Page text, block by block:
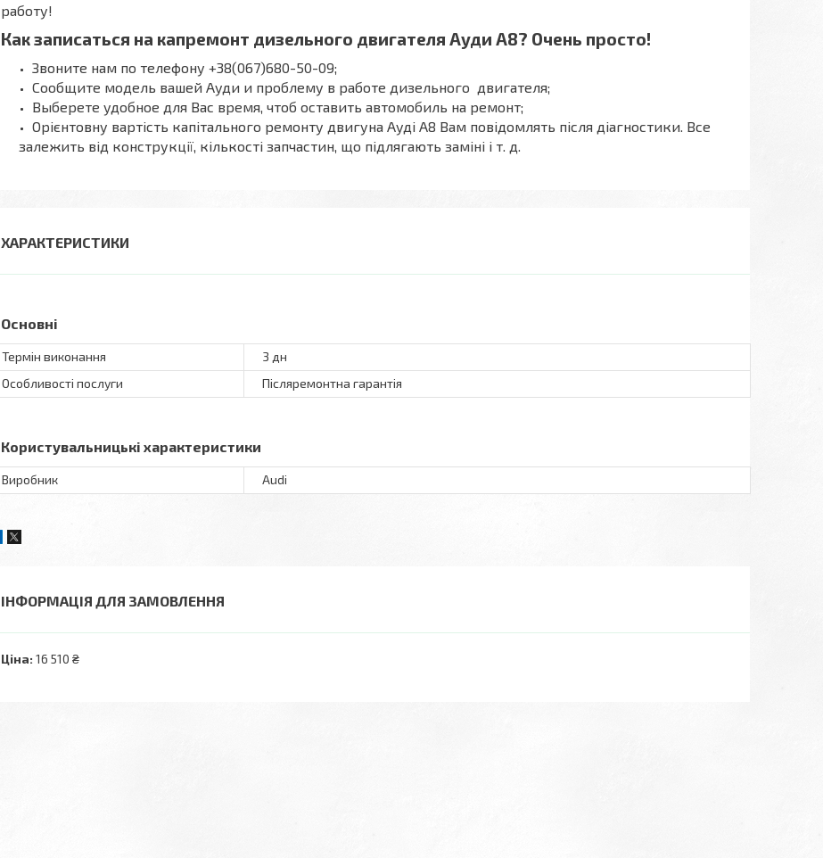
работу!
Как записаться на капремонт дизельного двигателя Ауди А8? Очень просто!
Звоните нам по телефону +38(067)680-50-09;
Сообщите модель вашей Ауди и проблему в работе дизельного двигателя;
Выберете удобное для Вас время, чтоб оставить автомобиль на ремонт;
Орієнтовну вартість капітального ремонту двигуна Ауді А8 Вам повідомлять після діагностики. Все
залежить від конструкції, кількості запчастин, що підлягають заміні і т. д.
ХАРАКТЕРИСТИКИ
Основні
Термін виконання
3 дн
Особливості послуги
Післяремонтна гарантія
Користувальницькі характеристики
Виробник Audi
ІНФОРМАЦІЯ ДЛЯ ЗАМОВЛЕННЯ
Ціна: 16 510 ₴